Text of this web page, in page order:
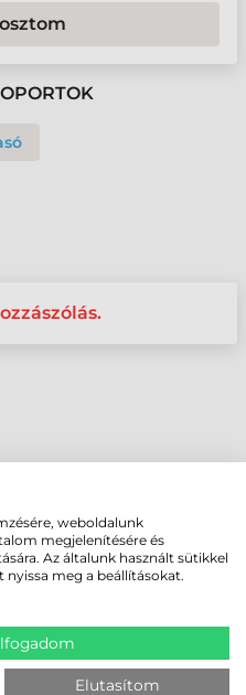
weboldalunk
megjelenítésére és
Az általunk használt sütikkel
meg a beállításokat.
Elutasítom